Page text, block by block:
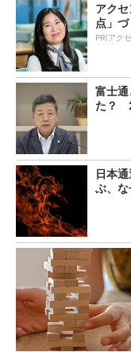
アク
点」
PR(アク
富士
た？
日本
ぶ、な